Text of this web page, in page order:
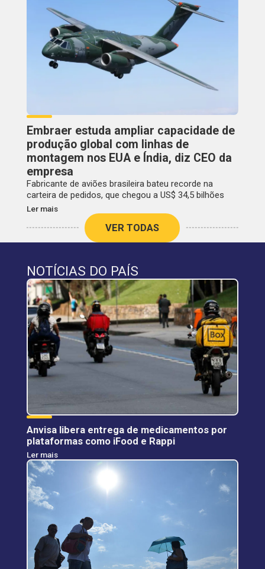
Embraer estuda ampliar capacidade de
produção global com linhas de
montagem nos EUA e Índia, diz CEO da
empresa
Fabricante de aviões brasileira bateu recorde na
carteira de pedidos, que chegou a US$ 34,5 bilhões
Ler mais
VER TODAS
NOTÍCIAS DO PAÍS
Anvisa libera entrega de medicamentos por
plataformas como iFood e Rappi
Ler mais